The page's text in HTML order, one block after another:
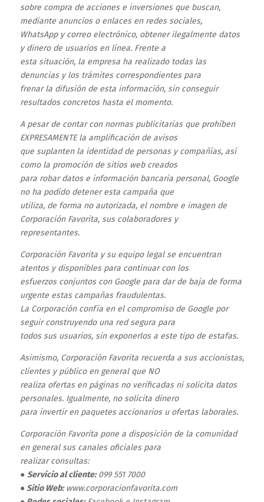
sobre compra de acciones e inversiones que buscan,
mediante anuncios o enlaces en redes sociales,
WhatsApp y correo electrónico, obtener ilegalmente datos
y dinero de usuarios en línea. Frente a
esta situación, la empresa ha realizado todas las
denuncias y los trámites correspondientes para
frenar la difusión de esta información, sin conseguir
resultados concretos hasta el momento.
A pesar de contar con normas publicitarias que prohíben
EXPRESAMENTE la amplificación de avisos
que suplanten la identidad de personas y compañías, así
como la promoción de sitios web creados
para robar datos e información bancaria personal, Google
no ha podido detener esta campaña que
utiliza, de forma no autorizada, el nombre e imagen de
Corporación Favorita, sus colaboradores y
representantes.
Corporación Favorita y su equipo legal se encuentran
atentos y disponibles para continuar con los
esfuerzos conjuntos con Google para dar de baja de forma
urgente estas campañas fraudulentas.
La Corporación confía en el compromiso de Google por
seguir construyendo una red segura para
todos sus usuarios, sin exponerlos a este tipo de estafas.
Asimismo, Corporación Favorita recuerda a sus accionistas,
clientes y público en general que NO
realiza ofertas en páginas no verificadas ni solicita datos
personales. Igualmente, no solicita dinero
para invertir en paquetes accionarios u ofertas laborales.
Corporación Favorita pone a disposición de la comunidad
en general sus canales oficiales para
realizar consultas:
● Servicio al cliente:099 551 7000
●Sitio Web:www.corporacionfavorita.com